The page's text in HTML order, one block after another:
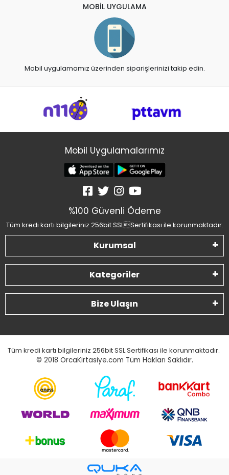
MOBİL UYGULAMA
Mobil uygulamamız üzerinden siparişlerinizi takip edin.
Mobil Uygulamalarımız
%100 Güvenli Ödeme
Tüm kredi kartı bilgileriniz 256bit SSLSertifikası ile korunmaktadır.
Kurumsal
Kategoriler
Bize Ulaşın
Tüm kredi kartı bilgileriniz 256bit SSL Sertifikası ile korunmaktadır.
© 2018 OrcaKirtasiye.com Tüm Hakları Saklıdır.